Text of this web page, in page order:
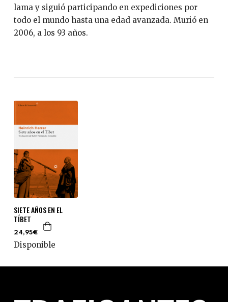
lama y siguió participando en expediciones por
todo el mundo hasta una edad avanzada. Murió en
2006, a los 93 años.
SIETE AÑOS EN EL
TÍBET
24,95€
Disponible